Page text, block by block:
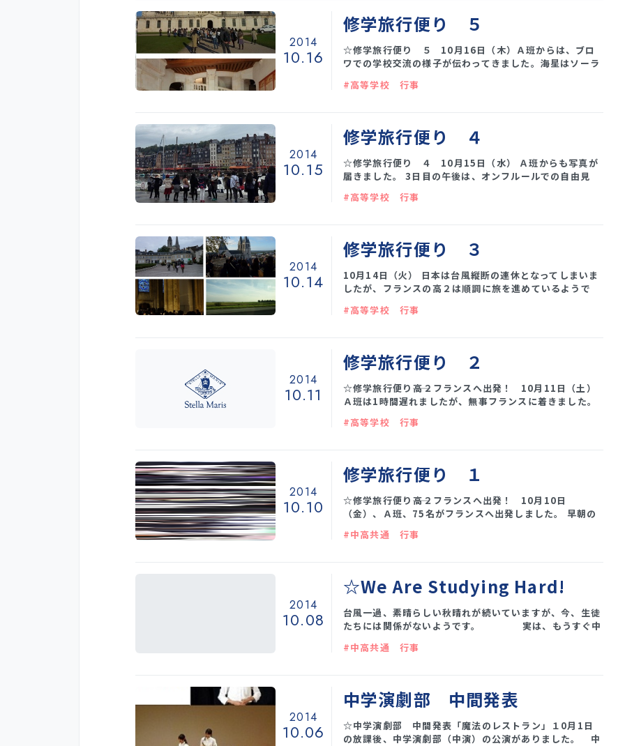
2014
10.16
修学旅行便り ５
☆修学旅行便り ５ 10月16日（木）Ａ班からは、ブロ
ワでの学校交流の様子が伝わってきました。海星はソーラ
いに盛り上がったそうです。ブロワは暖かいようです。 Ｂ
出会って、みんな興奮！ホテルでピクニックランチを楽し
みました。
#高等学校 行事
2014
10.15
修学旅行便り ４
☆修学旅行便り ４ 10月15日（水） Ａ班からも写真が
届きました。 3日目の午後は、オンフルールでの自由見
す。 4日目はベックの修道院を訪問しました。午後にはお
#高等学校 行事
2014
10.14
修学旅行便り ３
10月14日（火） 日本は台風縦断の連休となってしまいま
したが、フランスの高２は順調に旅を進めているようで
した。気は変わりやすいようで、シャルトルは雨。でも無
流しました。珍しく好天に恵まれました。
#高等学校 行事
2014
10.11
修学旅行便り ２
☆修学旅行便り――高２フランスへ出発！ 10月11日（土）
Ａ班は1時間遅れましたが、無事フランスに着きました。
す。 Ｂ班も伊丹空港を無事出発しました。やはり、Ｂｏ
#高等学校 行事
2014
10.10
修学旅行便り １
☆修学旅行便り――高２フランスへ出発！ 10月10日
（金）、Ａ班、75名がフランスへ出発しました。 早朝の
伊丹空港、みんな笑顔でゲートをくぐりました。Ｂｏｎ
Ｖｏｙａｇｅ！
#中高共通 行事
2014
10.08
☆We Are Studying Hard!
台風一過、素晴らしい秋晴れが続いていますが、今、生徒
たちには関係がないようです。 実は、もうすぐ中
来る生徒で職員室前がにぎわいます。 授業後も教卓
の時は「わかった」と思ったことにもいろいろな疑問点
が・・・ その「自分の力でやり直してみる」というの
が、勉強の基本。 この一週
#中高共通 行事
2014
10.06
中学演劇部 中間発表
☆中学演劇部 中間発表「魔法のレストラン」１0月1日
の放課後、中学演劇部（中演）の公演がありました。 中